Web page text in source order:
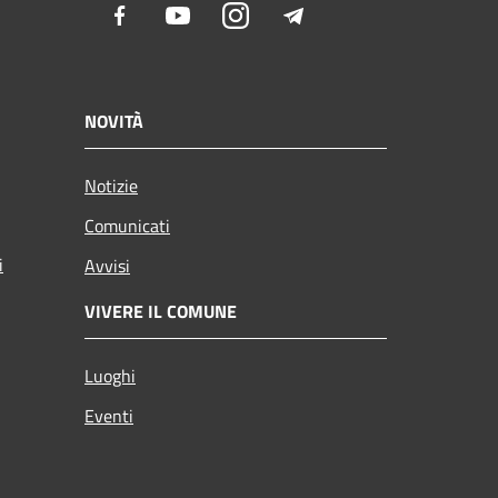
Facebook YoutubeInstagram
NOVITÀ
Notizie
Comunicati
Avvisi
VIVERE IL COMUNE
Luoghi
Eventi